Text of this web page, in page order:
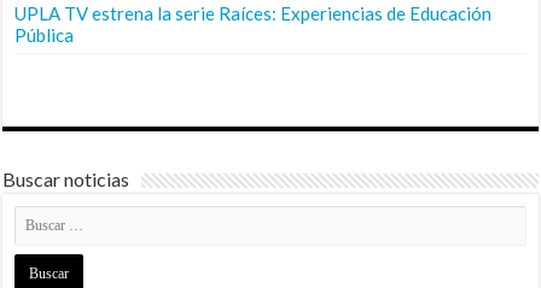
UPLA TV estrena la serie Raíces: Experiencias de Educación
Pública
Buscar noticias